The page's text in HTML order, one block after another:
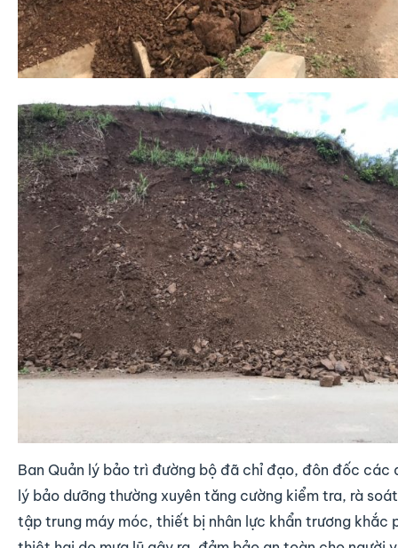
Ban Quản lý bảo trì đường bộ đã chỉ đạo, đôn đốc các
lý bảo dưỡng thường xuyên tăng cường kiểm tra, rà
tập trung máy móc, thiết bị nhân lực khẩn trương khắc